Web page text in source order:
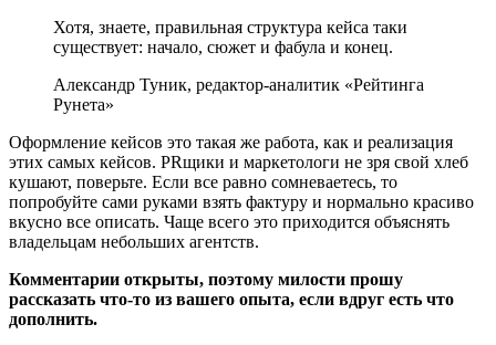
Хотя, знаете, правильная структура кейса таки
существует: начало, сюжет и фабула и конец.
Александр Туник, редактор-аналитик «Рейтинга
Рунета»
Оформление кейсов это такая же работа, как и реализация
этих самых кейсов. PRщики и маркетологи не зря свой хлеб
кушают, поверьте. Если все равно сомневаетесь, то
попробуйте сами руками взять фактуру и нормально красиво
вкусно все описать. Чаще всего это приходится объяснять
владельцам небольших агентств.
Комментарии открыты, поэтому милости прошу
рассказать что-то из вашего опыта, если вдруг есть что
дополнить.